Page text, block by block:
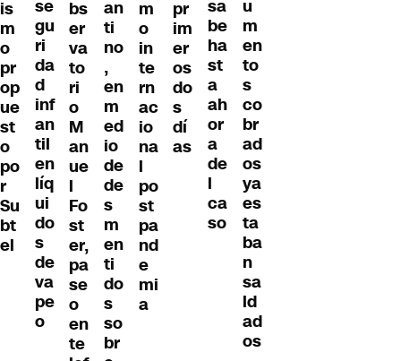
is
m
o
pr
op
ue
st
o
po
r
Su
bt
el
se
gu
ri
da
d
inf
an
til
en
líq
ui
do
s
de
va
pe
o
bs
er
va
to
ri
o
M
an
ue
l
Fo
st
er,
pa
se
o
en
te
an
ti
no
,
en
m
ed
io
de
de
s
m
en
ti
do
s
so
br
m
o
in
te
rn
ac
io
na
l
po
st
pa
nd
e
mi
a
pr
im
er
os
do
s
dí
as
sa
be
ha
st
a
ah
or
a
de
l
ca
so
u
m
en
to
s
co
br
ad
os
ya
es
ta
ba
n
sa
ld
ad
os